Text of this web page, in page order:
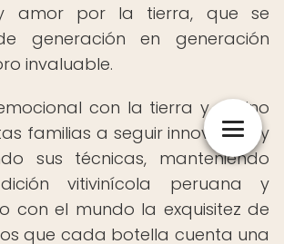
amor por la tierra, que se
generación en generación
invaluable.
con la tierra y el vino
familias a seguir innovando y
sus técnicas, manteniendo
vitivinícola peruana y
con el mundo la exquisitez de
que cada botella cuenta una